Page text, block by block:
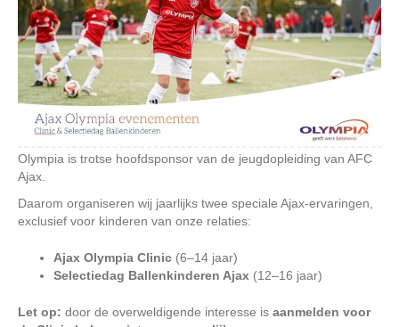
Olympia is trotse hoofdsponsor van de jeugdopleiding van AFC
Ajax.
Daarom organiseren wij jaarlijks twee speciale Ajax-ervaringen,
exclusief voor kinderen van onze relaties:
Ajax Olympia Clinic (6–14 jaar)
Selectiedag Ballenkinderen Ajax (12–16 jaar)
Let op: door de overweldigende interesse is aanmelden voor